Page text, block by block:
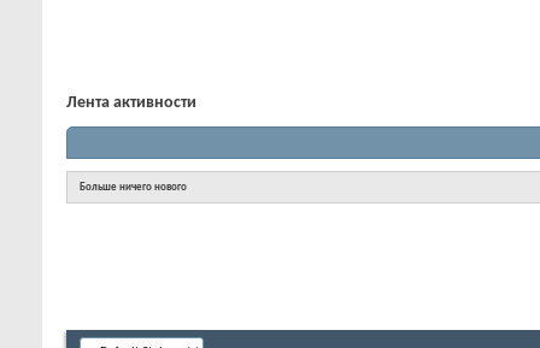
Лента активности
Больше ничего нового